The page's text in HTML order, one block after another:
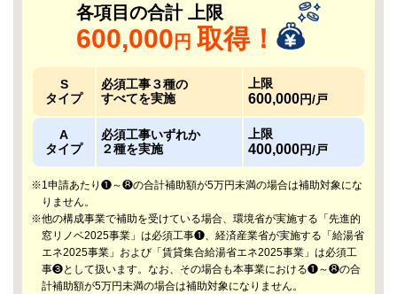
各項目の合計 上限
600,000 円 取得！
S
タイプ
必須工事３種の
すべてを実施
上限
600,000円/戸
A
タイプ
必須工事いずれか
２種を実施
上限
400,000円/戸
※1申請あたり❶～❽の合計補助額が5万円未満の場合は補助対象にな
りません。
※他の構成事業で補助を受けている場合、環境省が実施する「先進的
窓リノベ2025事業」は必須工事❶、経済産業省が実施する「給湯省
エネ2025事業」および「賃貸集合給湯省エネ2025事業」は必須工
事❸として扱います。なお、その場合も本事業における❶～❽の合
計補助額が5万円未満の場合は補助対象になりません。